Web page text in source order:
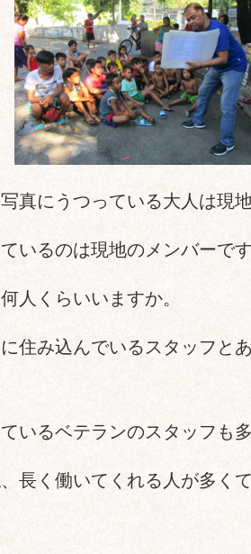
真にうつっている大人は現
いるのは現地のメンバーで
人くらいいますか。
住み込んでいるスタッフと
いるベテランのスタッフも
長く働いてくれる人が多く